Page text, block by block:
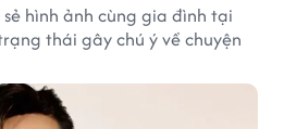
hình ảnh cùng gia đình tại
thái gây chú ý về chuyện